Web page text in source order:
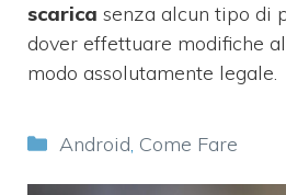
scarica senza alcun tipo di
dover effettuare modifiche
modo assolutamente legale.
Categorie
Android, Come Fare